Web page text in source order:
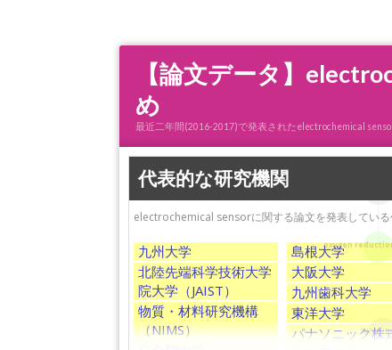
oxygen
【論文データ】
め
最近二年間(2016-2017)で発表されたelectrochemical
代表的な研究機関
electrochemical sensorに関する論文を発表してい
九州大学
北陸先端科学技術大学
院大学（JAIST）
物質・材料研究機構
（NIMS）
島根大学
大阪大学
九州歯科大学
東洋大学
パナソニック株